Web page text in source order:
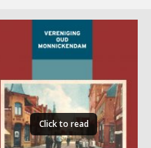
Click to read